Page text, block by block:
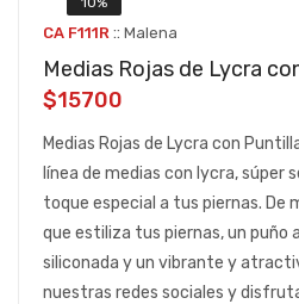
CA F111R :: Malena
Medias Rojas de Lycra
$15700
Medias Rojas de Lycra con
línea de medias con lycra, súper
toque especial a tus piernas. De
que estiliza tus piernas, un puño
siliconada y un vibrante y
nuestras redes sociales y